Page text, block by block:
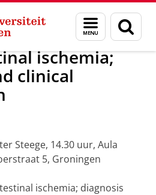
Menu
en
zoeken
Nieuwsberichten
ischemia;
clinical
Steege, 14.30 uur, Aula
5, Groningen
ischemia; diagnosis